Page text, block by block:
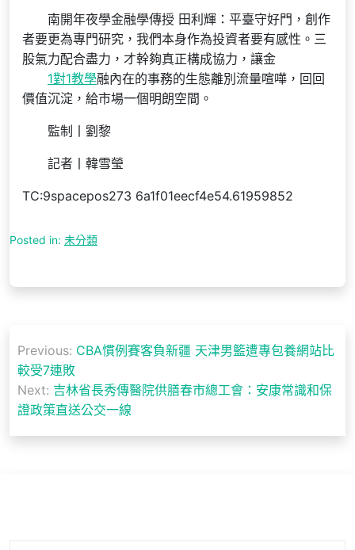
南開年夜學金融學傳授 田利輝：平臺守好門，創作
者要更為專門研究，我們本身作為投資者要有感性。三
股氣力配合盡力，才幹夠真正構成協力，讓金
1對1教學融內在的事務的生態離別流量喧嘩，回回
價值沉淀，給市場一個明朗空間。
監制丨劉黎
記者丨韓雪瑩
TC:9spacepos273 6a1f01eecf4e54.61959852
Posted in: 未分類
章
導
覽
Previous: CBA慣例賽客負新疆 天津男籃遭專包養網站比
較受7連敗
Next: 吉林省長秀傳醫院供膳春市總工會：安康常識和保
證政策直送公交一線